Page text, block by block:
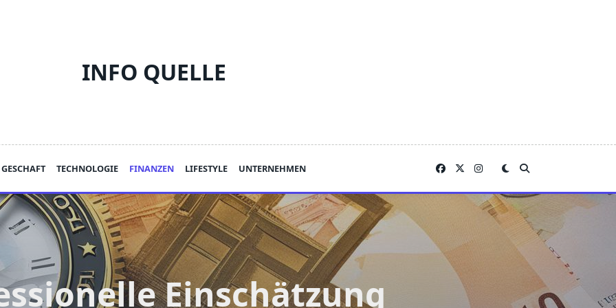
INFO QUELLE
GESCHAFT TECHNOLOGIE FINANZEN LIFESTYLE UNTERNEHMEN
Einschätzung